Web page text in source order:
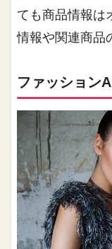
ても商品情報は
情報や関連商品
ファッション